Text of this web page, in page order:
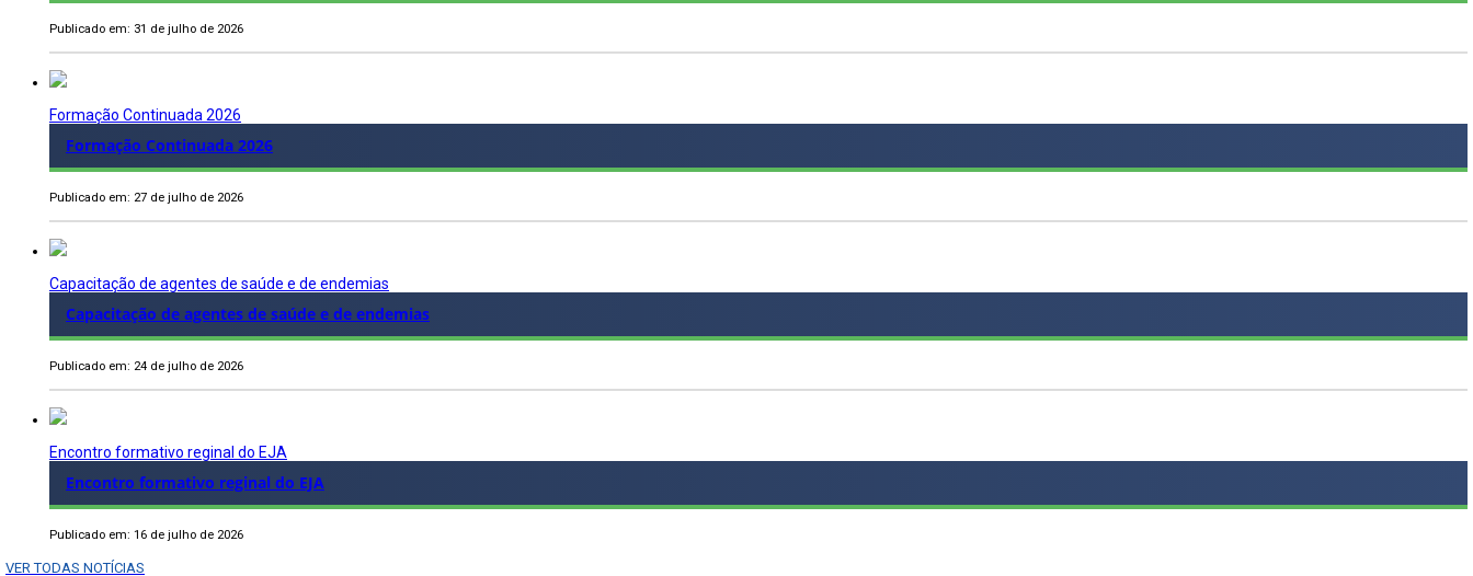
Publicado em: 31 de julho de 2026
Formação Continuada 2026
Formação Continuada 2026
Publicado em: 27 de julho de 2026
Capacitação de agentes de saúde e de endemias
Capacitação de agentes de saúde e de endemias
Publicado em: 24 de julho de 2026
Encontro formativo reginal do EJA
Encontro formativo reginal do EJA
Publicado em: 16 de julho de 2026
VER TODAS NOTÍCIAS